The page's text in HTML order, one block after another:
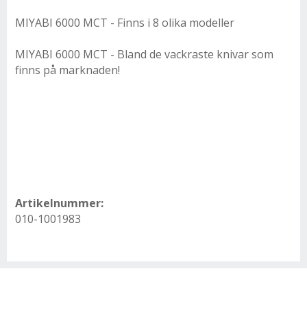
MIYABI 6000 MCT - Finns i 8 olika modeller
MIYABI 6000 MCT - Bland de vackraste knivar som
finns på marknaden!
Artikelnummer:
010-1001983